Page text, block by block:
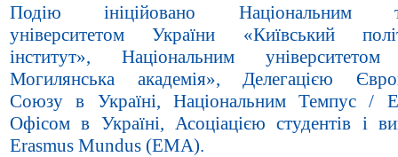
Подію ініційовано Національним
університетом України «Київський
інститут», Національним
Могилянська академія», Делегацією
Союзу в Україні, Національним Темпус /
Офісом в Україні, Асоціацією студентів і
Erasmus Mundus (EMA).